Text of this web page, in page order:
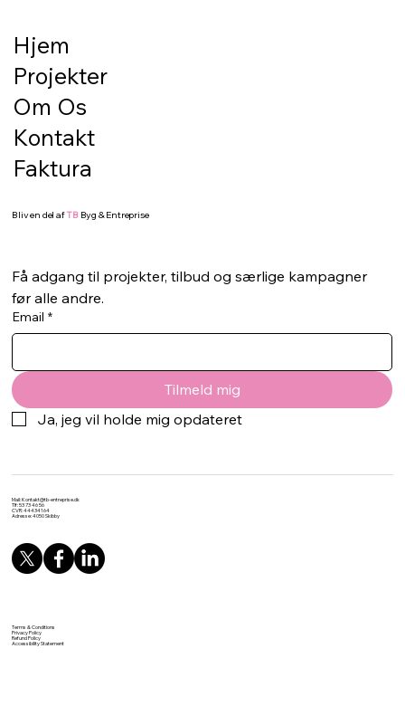
starter ikke med de synlige materialer. Den
sten eller terrassebræd
Hjem
Projekter
Om Os
Kontakt
Faktura
Bliv en del afTBByg & Entreprise
Få adgang til projekter, tilbud og særlige kampagner
før alle andre.
Email *
Tilmeld mig
Ja, jeg vil holde mig opdateret
Mail:Kontakt@tb-entreprise.dk
Tlf: 53 73 46 56
CVR: 44434164
Adresse: 4050 Skibby
Terms & Conditions
Privacy Policy
Refund Policy
Accessibility Statement